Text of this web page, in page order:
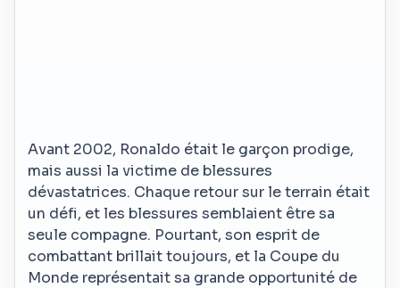
Avant 2002, Ronaldo était le garçon prodige,
mais aussi la victime de blessures
dévastatrices. Chaque retour sur le terrain était
un défi, et les blessures semblaient être sa
seule compagne. Pourtant, son esprit de
combattant brillait toujours, et la Coupe du
Monde représentait sa grande opportunité de